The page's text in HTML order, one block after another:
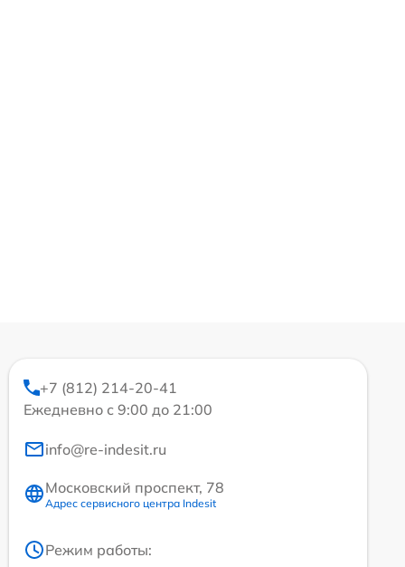
+7 (812) 214-20-41
Ежедневно с 9:00 до 21:00
info@re-indesit.ru
Московский проспект, 78
Адрес сервисного центра Indesit
Режим работы: